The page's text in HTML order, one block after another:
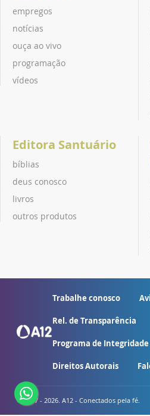
empregos
notícias
ouça ao vivo
programação
vídeos
Editora Santuário
bíblias
deus conosco
livros
outros produtos
Trabalhe conosco
Rel. de Transparência
Programa de Integridade
Direitos Autorais
© 2007 - 2026. A12 - Conectados pela fé.